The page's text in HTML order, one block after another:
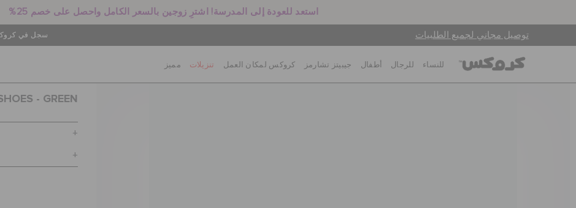
استعد للعودة إلى المدرسة! اشترِ زوجين بالسعر الكامل واحصل على خصم 25%
توصيل مجاني لجميع الطلبيات سجل في
للنساء للرجال أطفال جيبيتز تشارمز كروكس لمكان العمل تنزيلات مميز
- GREEN